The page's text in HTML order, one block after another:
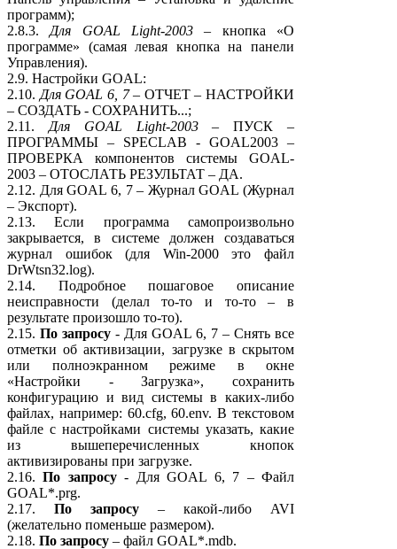
программ);
2.8.3. Для GOAL Light-2003 – кнопка «О
программе» (самая левая кнопка на панели
Управления).
2.9. Настройки GOAL:
2.10. Для GOAL 6, 7– ОТЧЕТ – НАСТРОЙКИ
– СОЗДАТЬ - СОХРАНИТЬ...;
2.11. Для GOAL Light-2003– ПУСК –
ПРОГРАММЫ – SPECLAB - GOAL2003 –
ПРОВЕРКА компонентов системы GOAL-
2003 – ОТОСЛАТЬ РЕЗУЛЬТАТ – ДА.
2.12. Для GOAL 6, 7 – Журнал GOAL (Журнал
– Экспорт).
2.13. Если программа самопроизвольно
закрывается, в системе должен создаваться
журнал ошибок (для Win-2000 это файл
DrWtsn32.log).
2.14. Подробное пошаговое описание
неисправности (делал то-то и то-то – в
результате произошло то-то).
2.15. По запросу - Для GOAL 6, 7 – Снять все
отметки об активизации, загрузке в скрытом
или полноэкранном режиме в окне
«Настройки - Загрузка», сохранить
конфигурацию и вид системы в каких-либо
файлах, например: 60.cfg, 60.env. В текстовом
файле с настройками системы указать, какие
из вышеперечисленных кнопок
активизированы при загрузке.
2.16.По запросу- Для GOAL 6, 7 – Файл
GOAL*.prg.
2.17. По запросу – какой-либо AVI
(желательно поменьше размером).
2.18. По запросу – файл GOAL*.mdb.